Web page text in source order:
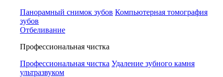
Панорамный снимок зубов Компьютерная томография
зубов
Отбеливание
Профессиональная чистка
Профессиональная чистка Удаление зубного камня
ультразвуком